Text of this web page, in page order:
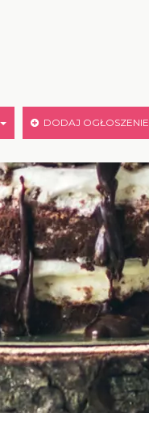
DODAJ OGŁOSZENIE